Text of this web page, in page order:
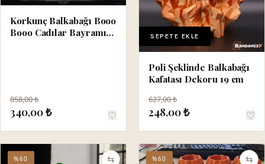
Korkunç Balkabağı Booo
Booo Cadılar Bayramı
858,00 ₺
340,00 ₺ ♡
SEPETE EKLE
Poli Şeklinde Balkabağı
Kafatası Dekoru 19 cm
627,00 ₺
248,00 ₺ ♡
⇆
%60 ⇆
%60